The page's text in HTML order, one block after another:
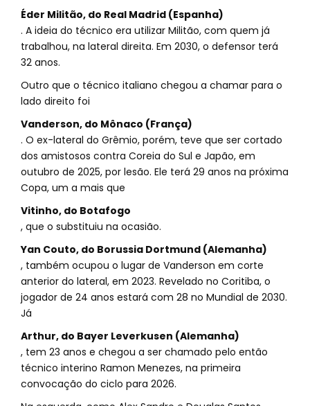
Éder Militão, do Real Madrid (Espanha)
. A ideia do técnico era utilizar Militão, com quem já
trabalhou, na lateral direita. Em 2030, o defensor terá
32 anos.
Outro que o técnico italiano chegou a chamar para o
lado direito foi
Vanderson, do Mônaco (França)
. O ex-lateral do Grêmio, porém, teve que ser cortado
dos amistosos contra Coreia do Sul e Japão, em
outubro de 2025, por lesão. Ele terá 29 anos na próxima
Copa, um a mais que
Vitinho, do Botafogo
, que o substituiu na ocasião.
Yan Couto, do Borussia Dortmund (Alemanha)
, também ocupou o lugar de Vanderson em corte
anterior do lateral, em 2023. Revelado no Coritiba, o
jogador de 24 anos estará com 28 no Mundial de 2030.
Já
Arthur, do Bayer Leverkusen (Alemanha)
, tem 23 anos e chegou a ser chamado pelo então
técnico interino Ramon Menezes, na primeira
convocação do ciclo para 2026.